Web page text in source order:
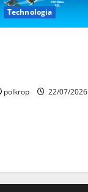
Technologia
polkrop 22/07/2026